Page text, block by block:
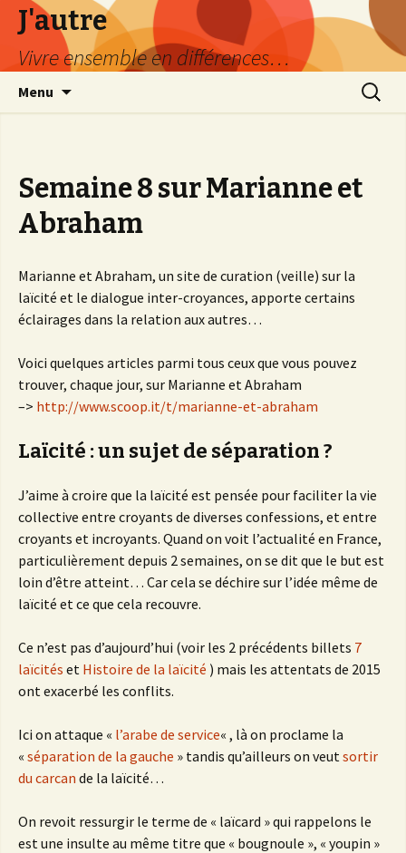
J'autre
Vivre ensemble en différences…
Menu
Semaine 8 sur Marianne et
Abraham
Marianne et Abraham, un site de curation (veille) sur la
laïcité et le dialogue inter-croyances, apporte certains
éclairages dans la relation aux autres…
Voici quelques articles parmi tous ceux que vous pouvez
trouver, chaque jour, sur Marianne et Abraham
–> http://www.scoop.it/t/marianne-et-abraham
Laïcité : un sujet de séparation ?
J’aime à croire que la laïcité est pensée pour faciliter la vie
collective entre croyants de diverses confessions, et entre
croyants et incroyants. Quand on voit l’actualité en France,
particulièrement depuis 2 semaines, on se dit que le but est
loin d’être atteint… Car cela se déchire sur l’idée même de
laïcité et ce que cela recouvre.
Ce n’est pas d’aujourd’hui (voir les 2 précédents billets 7
laïcités et Histoire de la laïcité ) mais les attentats de 2015
ont exacerbé les conflits.
Ici on attaque « l’arabe de service« , là on proclame la
« séparation de la gauche » tandis qu’ailleurs on veutsortir
du carcan de la laïcité…
On revoit ressurgir le terme de « laïcard » qui rappelons le
est une insulte au même titre que « bougnoule », « youpin »